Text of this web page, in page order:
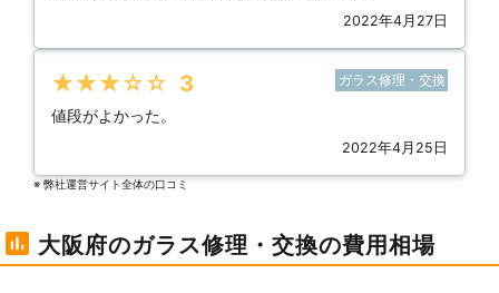
2022年4月27日
★★★★★ 3 ガラス修理・交換
値段がよかった。
2022年4月25日
※ 弊社運営サイト全体の⼝コミ
大阪府のガラス修理・交換の費用相場